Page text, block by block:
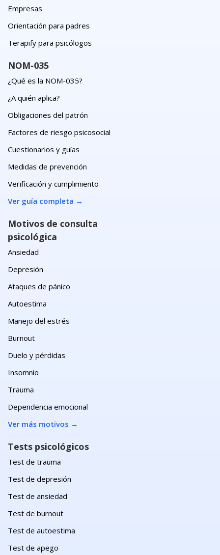
Empresas
Orientación para padres
Terapify para psicólogos
NOM-035
¿Qué es la NOM-035?
¿A quién aplica?
Obligaciones del patrón
Factores de riesgo psicosocial
Cuestionarios y guías
Medidas de prevención
Verificación y cumplimiento
Ver guía completa →
Motivos de consulta
psicológica
Ansiedad
Depresión
Ataques de pánico
Autoestima
Manejo del estrés
Burnout
Duelo y pérdidas
Insomnio
Trauma
Dependencia emocional
Ver más motivos →
Tests psicológicos
Test de trauma
Test de depresión
Test de ansiedad
Test de burnout
Test de autoestima
Test de apego